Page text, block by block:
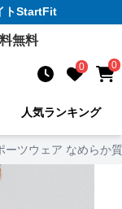
トStartFit
無料
0 0
人気ランキング
ーツウェア なめらか